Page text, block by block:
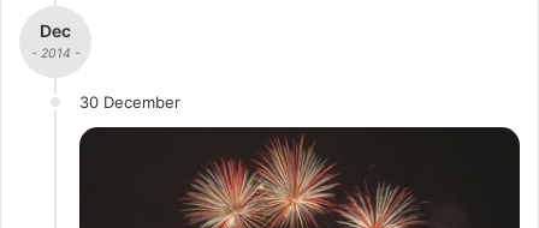
Dec
- 2014 -
30 December